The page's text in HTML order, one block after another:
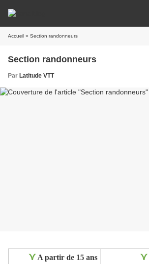
Accueil » Section randonneurs
Section randonneurs
Par Latitude VTT
⋎ A partir de 15 ans ⋎